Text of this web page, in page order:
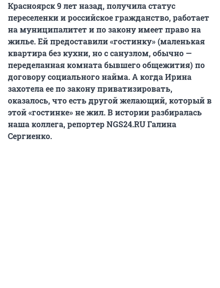
Красноярск 9 лет назад, получила статус
переселенки и российское гражданство, работает
на муниципалитет и по закону имеет право на
жилье. Ей предоставили «гостинку» (маленькая
квартира без кухни, но с санузлом, обычно —
переделанная комната бывшего общежития) по
договору социального найма. А когда Ирина
захотела ее по закону приватизировать,
оказалось, что есть другой желающий, который в
этой «гостинке» не жил.В истории разбиралась
наша коллега, репортер NGS24.RU Галина
Сергиенко.